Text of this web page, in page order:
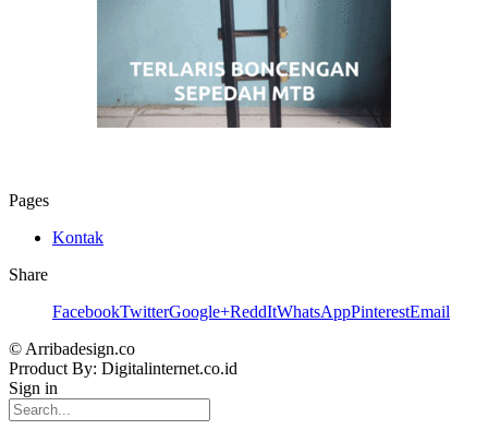
Pages
Kontak
Share
FacebookTwitterGoogle+ReddItWhatsAppPinterestEmail
© Arribadesign.co
Prroduct By: Digitalinternet.co.id
Sign in